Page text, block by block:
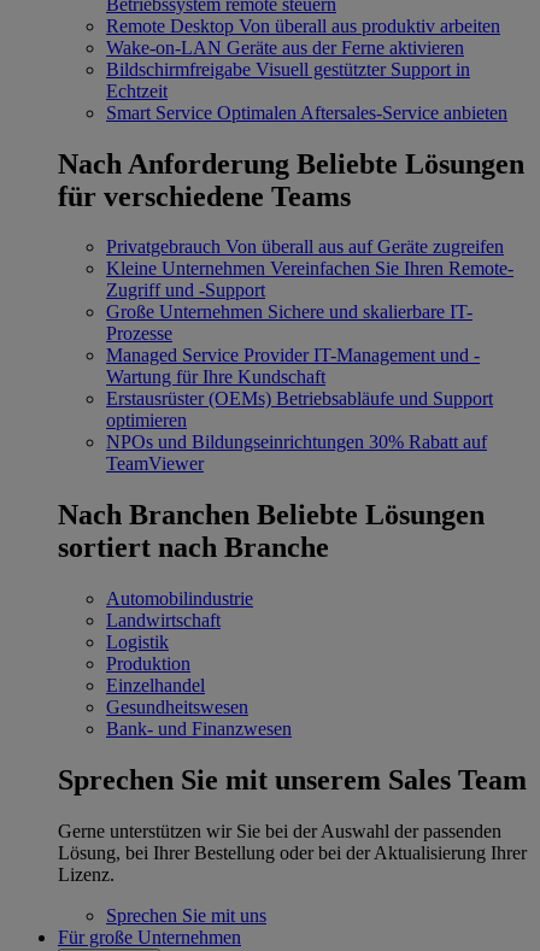
Remote Desktop Von überall aus produktiv arbeiten
Wake-on-LAN Geräte aus der Ferne aktivieren
Bildschirmfreigabe Visuell gestützter Support in
Echtzeit
Smart Service Optimalen Aftersales-Service anbieten
Nach Anforderung Beliebte Lösungen
für verschiedene Teams
Privatgebrauch Von überall aus auf Geräte zugreifen
Kleine Unternehmen Vereinfachen Sie Ihren Remote-
Zugriff und -Support
Große Unternehmen Sichere und skalierbare IT-
Prozesse
Managed Service Provider IT-Management und -
Wartung für Ihre Kundschaft
Erstausrüster (OEMs) Betriebsabläufe und Support
optimieren
NPOs und Bildungseinrichtungen 30% Rabatt auf
TeamViewer
Nach Branchen Beliebte Lösungen
sortiert nach Branche
Automobilindustrie
Landwirtschaft
Logistik
Produktion
Einzelhandel
Gesundheitswesen
Bank- und Finanzwesen
Sprechen Sie mit unserem Sales Team
Gerne unterstützen wir Sie bei der Auswahl der passenden
Lösung, bei Ihrer Bestellung oder bei der Aktualisierung Ihrer
Lizenz.
Sprechen Sie mit uns
Für große Unternehmen